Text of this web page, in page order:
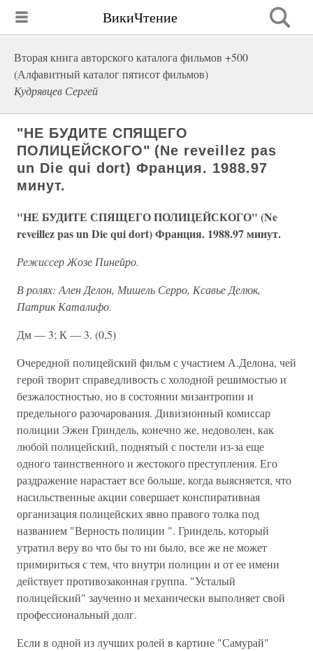
ВикиЧтение
Вторая книга авторского каталога фильмов +500
(Алфавитный каталог пятисот фильмов)
Кудрявцев Сергей
"НЕ БУДИТЕ СПЯЩЕГО
ПОЛИЦЕЙСКОГО" (Ne reveillez pas
un Die qui dort) Франция. 1988.97
минут.
"НЕ БУДИТЕ СПЯЩЕГО ПОЛИЦЕЙСКОГО" (Ne
reveillez pas un Die qui dort) Франция. 1988.97 минут.
Режиссер Жозе Пинейро.
В ролях: Ален Делон, Мишель Серро, Ксавье Делюк,
Патрик Каталифо.
Дм — 3; К — 3. (0,5)
Очередной полицейский фильм с участием А.Делона, чей
герой творит справедливость с холодной решимостью и
безжалостностью, но в состоянии мизантропии и
предельного разочарования. Дивизионный комиссар
полиции Эжен Гриндель, конечно же, недоволен, как
любой полицейский, поднятый с постели из-за еще
одного таинственного и жестокого преступления. Его
раздражение нарастает все больше, когда выясняется, что
насильственные акции совершает конспиративная
организация полицейских явно правого толка под
названием "Верность полиции ". Гриндель, который
утратил веру во что бы то ни было, все же не может
примириться с тем, что внутри полиции и от ее имени
действует противозаконная группа. "Усталый
полицейский" заученно и механически выполняет свой
профессиональный долг.
Если в одной из лучших ролей в картине "Самурай"